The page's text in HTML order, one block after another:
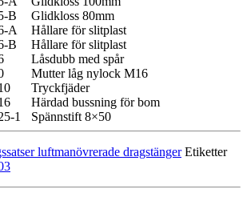
B
Glidkloss 80mm
A
Hållare för slitplast
B
Hållare för slitplast
Låsdubb med spår
Mutter låg nylock M16
Tryckfjäder
Härdad bussning för bom
1 Spännstift 8×50
luftmanövrerade dragstänger Etiketter